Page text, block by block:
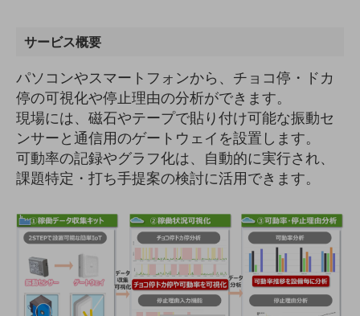
運用管理
災害対策・BCP
課題・ニーズで探す
課題・ニーズで探すTOP
コミュニケーション・情報共有
マーケティング
業務効率化
災害対策
職場環境整備
地域共創・地方創生
サービス概要
パソコンやスマートフォンから、チョコ停・ドカ
停の可視化や停止理由の分析ができます。
現場には、磁石やテープで貼り付け可能な振動セ
ンサーと通信用のゲートウェイを設置します。
可動率の記録やグラフ化は、自動的に実行され、
課題特定・打ち手提案の検討に活用できます。